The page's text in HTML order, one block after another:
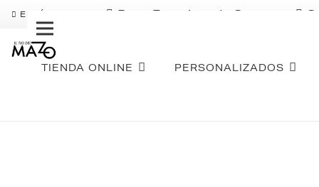
ENVÍO GRATIS Pago Fraccionado Sequra
TIENDA ONLINE PERSONALIZADOS